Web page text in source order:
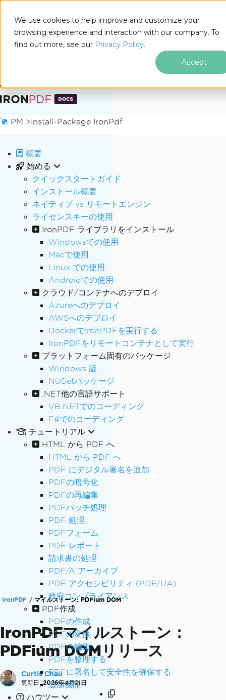
We use cookies to help improve and customize your
browsing experience and interaction with our company. To
find out more, see our Privacy Policy.
Accept
フッターコンテンツにスキップ
Docs
PM >Install-Package IronPdf
概要
始める
クイックスタートガイド
インストール概要
ネイティブ vs リモートエンジン
ライセンスキーの使用
IronPDF ライブラリをインストール
Windowsでの使用
Macで使用
Linux での使用
Androidでの使用
クラウド/コンテナへのデプロイ
Azureへのデプロイ
AWSへのデプロイ
DockerでIronPDFを実行する
IronPDFをリモートコンテナとして実行
プラットフォーム固有のパッケージ
Windows 版
NuGetパッケージ
.NET他の言語サポート
VB.NETでのコーディング
F#でのコーディング
チュートリアル
HTML から PDF へ
HTML から PDF へ
PDF にデジタル署名を追加
PDFの暗号化
PDFの再編集
PDFバッチ処理
PDF 処理
PDFフォーム
PDF レポート
請求書の処理
PDF/A アーカイブ
PDF アクセシビリティ (PDF/UA)
政府コンプライアンス
PDF作成
PDFの作成
PDFの変換
PDFの編集
PDFを整理する
PDFに署名して安全性を確保する
追加機能
ハウツー
IronPDF マイルストーン: PDFium DOM
IronPDFマイルストーン：
PDFium DOMリリース
Curtis Chau
更新日: 2026年4月21日